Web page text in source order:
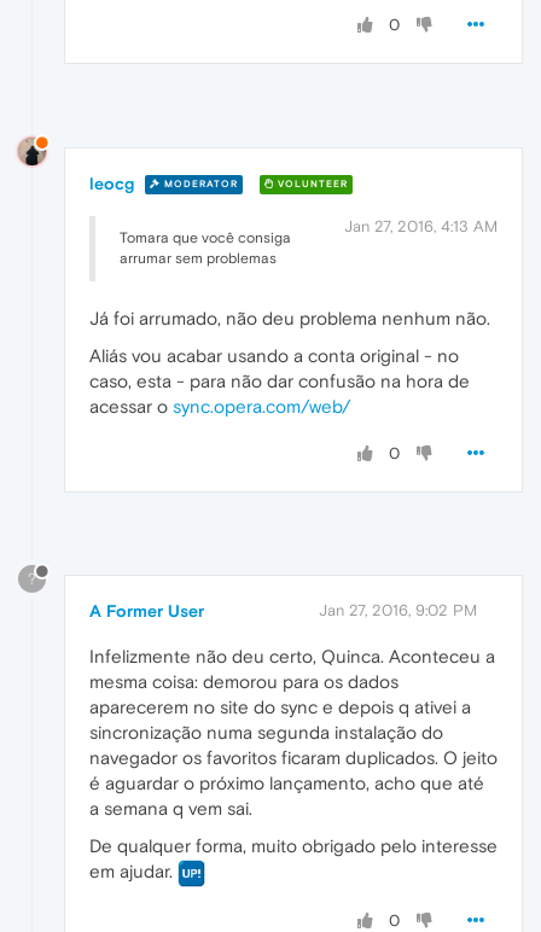
0
leocg MODERATOR VOLUNTEER
Jan 27, 2016, 4:13 AM
Tomara que você consiga
arrumar sem problemas
Já foi arrumado, não deu problema nenhum não.
Aliás vou acabar usando a conta original - no
caso, esta - para não dar confusão na hora de
acessar o sync.opera.com/web/
0
?
A Former User Jan 27, 2016, 9:02 PM
Infelizmente não deu certo, Quinca. Aconteceu a
mesma coisa: demorou para os dados
aparecerem no site do sync e depois q ativei a
sincronização numa segunda instalação do
navegador os favoritos ficaram duplicados. O jeito
é aguardar o próximo lançamento, acho que até
a semana q vem sai.
De qualquer forma, muito obrigado pelo interesse
em ajudar.
0